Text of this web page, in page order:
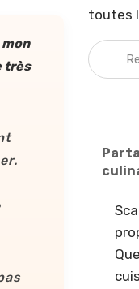
très
toutes